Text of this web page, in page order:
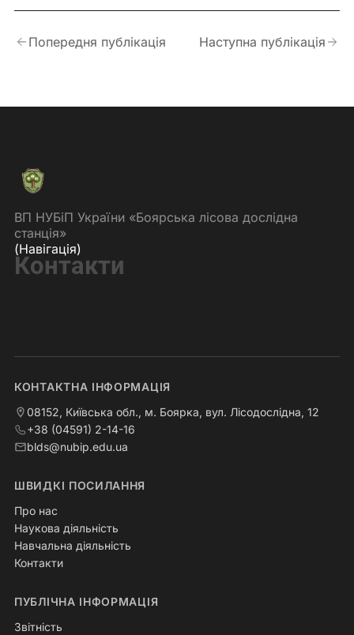
Попередня публікація Наступна публікація
ВП НУБіП України «Боярська лісова дослідна
станція»
(Навігація)
Контакти
КОНТАКТНА ІНФОРМАЦІЯ
08152, Київська обл., м. Боярка, вул. Лісодослідна, 12
+38 (04591) 2-14-16
blds@nubip.edu.ua
ШВИДКІ ПОСИЛАННЯ
Про нас
Наукова діяльність
Навчальна діяльність
Контакти
ПУБЛІЧНА ІНФОРМАЦІЯ
Звітність